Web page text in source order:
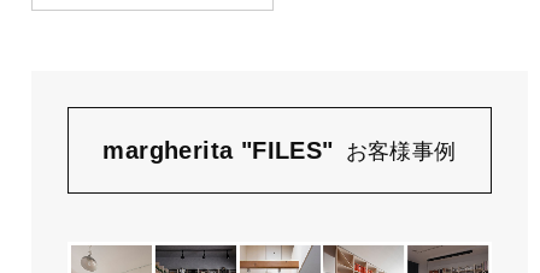
margherita "FILES" お客様事例